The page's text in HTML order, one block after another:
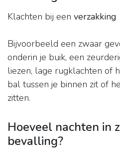
Klachten bij een verzakking
Bijvoorbeeld een zwaar
onderin je buik, een
liezen, lage rugklachten of
bal tussen je binnen zit of
zitten.
Hoeveel nachten in
bevalling?